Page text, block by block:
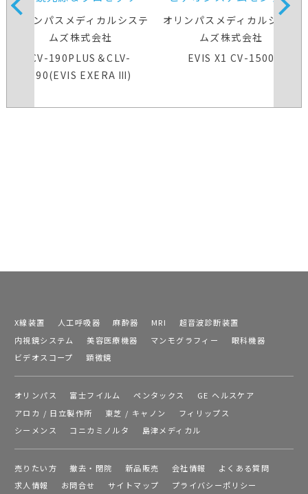
装置
オリンパスメディカルシステ
ムズ株式会社
CV-190PLUS＆CLV-
190(EVIS EXERA Ⅲ)
オリンパスメディカルシステ
ムズ株式会社
EVIS X1 CV-1500
X線装置 人工呼吸器 麻酔器 MRI
超音波診断装置
内視鏡システム
美容医療機器 マンモグラフィー
眼科機器
ビデオスコープ
顕微鏡
オリンパス 富士フイルム ペンタックス
GE ヘルスケア
アロカ / 日立製作所
東芝 / キャノン
フィリップス
シーメンス
コニカミノルタ 島津メディカル
売りたい方 撤去・閉院 新品販売 会社情報
よくある質問
求人情報
お問合せ サイトマップ プライバシーポリシー